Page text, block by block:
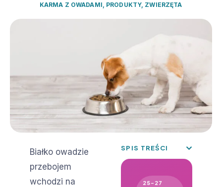
KARMA Z OWADAMI, PRODUKTY, ZWIERZĘTA
Białko owadzie
przebojem
wchodzi na
SPIS TREŚCI
25–27